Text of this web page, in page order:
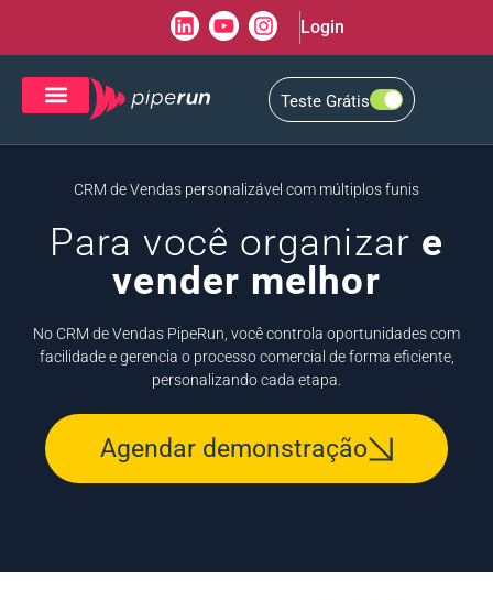
Login
Teste Grátis
CRM de Vendas personalizável com múltiplos funis
Para você organizar e
vender melhor
No CRM de Vendas PipeRun, você controla oportunidades com
facilidade e gerencia o processo comercial de forma eficiente,
personalizando cada etapa.
Agendar demonstração